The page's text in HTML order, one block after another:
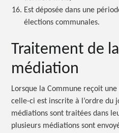
Est déposée dans une
élections communales.
Traitement de
médiation
Lorsque la Commune reçoit
celle-ci est inscrite à l’ordre du
médiations sont traitées dans
plusieurs médiations sont